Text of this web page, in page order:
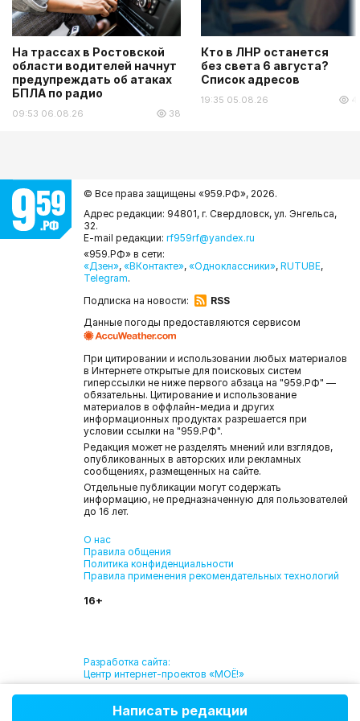
На трассах в Ростовской
области водителей начнут
предупреждать об атаках
БПЛА по радио
09:53 06.08.26 38
Кто в ЛНР останется
без света 6 августа?
Список адресов
19:35 05.08.26
© Все права защищены «959.РФ», 2026.
Адрес редакции: 94801, г. Свердловск, ул. Энгельса,
32.
E-mail редакции: rf959rf@yandex.ru
«959.РФ» в сети:
«Дзен», «ВКонтакте», «Одноклассники», RUTUBE,
Telegram.
Подписка на новости:
RSS
Данные погоды предоставляются сервисом
При цитировании и использовании любых материалов
в Интернете открытые для поисковых систем
гиперссылки не ниже первого абзаца на "959.РФ" —
обязательны. Цитирование и использование
материалов в оффлайн-медиа и других
информационных продуктах разрешается при
условии ссылки на "959.РФ".
Редакция может не разделять мнений или взглядов,
опубликованных в авторских или рекламных
сообщениях, размещенных на сайте.
Отдельные публикации могут содержать
информацию, не предназначенную для пользователей
до 16 лет.
О нас
Правила общения
Политика конфиденциальности
Правила применения рекомендательных технологий
16+
Разработка сайта:
Центр интернет-проектов «МОЁ!»
Написать редакции